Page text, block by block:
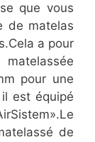
que vous
de matelas
a pour
pour une
est équipé
de